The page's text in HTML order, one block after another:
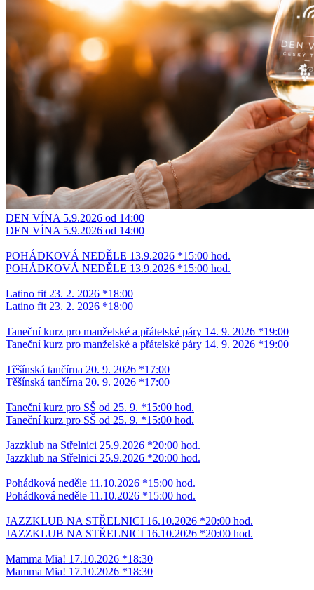
DEN VÍNA 5.9.2026 od 14:00
DEN VÍNA 5.9.2026 od 14:00
POHÁDKOVÁ NEDĚLE 13.9.2026 *15:00 hod.
POHÁDKOVÁ NEDĚLE 13.9.2026 *15:00 hod.
Latino fit 23. 2. 2026 *18:00
Latino fit 23. 2. 2026 *18:00
Taneční kurz pro manželské a přátelské páry 14. 9. 2026 *19:00
Taneční kurz pro manželské a přátelské páry 14. 9. 2026 *19:00
Těšínská tančírna 20. 9. 2026 *17:00
Těšínská tančírna 20. 9. 2026 *17:00
Taneční kurz pro SŠ od 25. 9. *15:00 hod.
Taneční kurz pro SŠ od 25. 9. *15:00 hod.
Jazzklub na Střelnici 25.9.2026 *20:00 hod.
Jazzklub na Střelnici 25.9.2026 *20:00 hod.
Pohádková neděle 11.10.2026 *15:00 hod.
Pohádková neděle 11.10.2026 *15:00 hod.
JAZZKLUB NA STŘELNICI 16.10.2026 *20:00 hod.
JAZZKLUB NA STŘELNICI 16.10.2026 *20:00 hod.
Mamma Mia! 17.10.2026 *18:30
Mamma Mia! 17.10.2026 *18:30